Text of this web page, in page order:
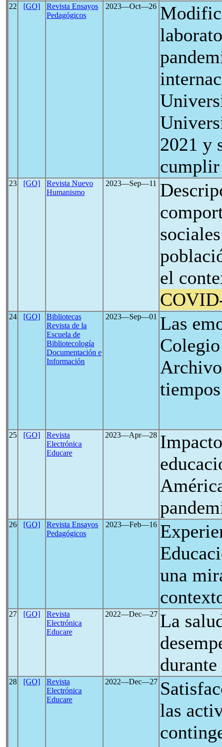
22 [GO]
Revista Ensayos
Pedagógicos
2023―Oct―26
2021 y
23 [GO]
Revista Nuevo
Humanismo
2023―Sep―11
el
24 [GO]
Bibliotecas
Revista de la
Escuela de
Bibliotecología
Documentación e
Información
2023―Sep―01 Las
25 [GO]
Revista
Electrónica
Educare
2023―Apr―28
26 [GO]
Revista Ensayos
Pedagógicos
2023―Feb―16
una
27 [GO]
Revista
Electrónica
Educare
2022―Dec―27 La
28 [GO]
Revista
Electrónica
Educare
2022―Dec―27
las